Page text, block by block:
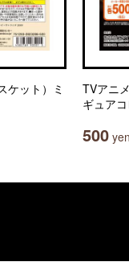
ケット）ミ
TVアニ
ギュア
500